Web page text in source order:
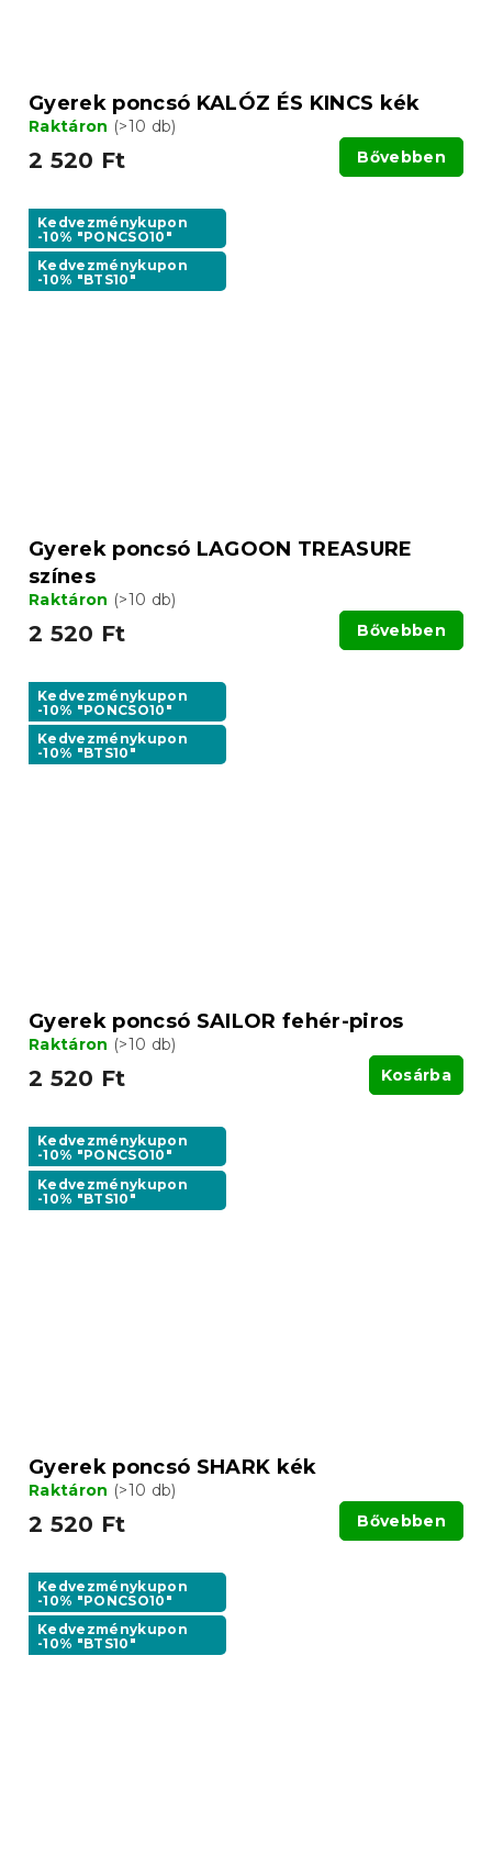
Gyerek poncsó KALÓZ ÉS KINCS kék
Raktáron (>10 db)
2 520 Ft Bővebben
Kedvezménykupon
-10% "PONCSO10"
Kedvezménykupon
-10% "BTS10"
Gyerek poncsó LAGOON TREASURE
színes
Raktáron (>10 db)
2 520 Ft Bővebben
Kedvezménykupon
-10% "PONCSO10"
Kedvezménykupon
-10% "BTS10"
Gyerek poncsó SAILOR fehér-piros
Raktáron (>10 db)
2 520 Ft Kosárba
Kedvezménykupon
-10% "PONCSO10"
Kedvezménykupon
-10% "BTS10"
Gyerek poncsó SHARK kék
Raktáron (>10 db)
2 520 Ft Bővebben
Kedvezménykupon
-10% "PONCSO10"
Kedvezménykupon
-10% "BTS10"